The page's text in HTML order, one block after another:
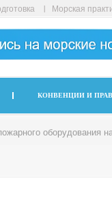
Морская
КОНВЕНЦИИ И
оборудования